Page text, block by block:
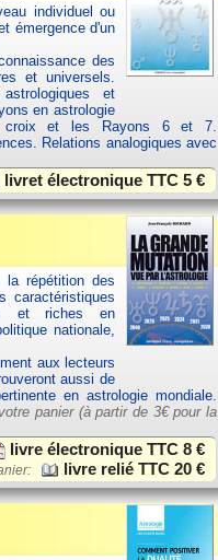
individuel ou
émergence d'un
des
et universels.
et
en astrologie
croix et les Rayons 6 et 7.
Relations analogiques avec
livret électronique TTC5 €
la répétition des
caractéristiques
et riches en
nationale,
aux lecteurs
aussi de
en astrologie mondiale.
panier (à partir de 3€ pour la
livre électronique TTC8 €
livre relié TTC20 €